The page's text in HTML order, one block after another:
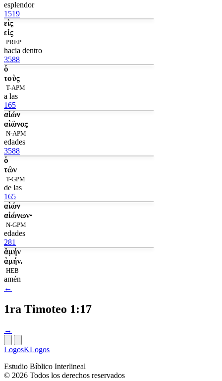
esplendor
1519
εἰς
εἰς
PREP
hacia dentro
3588
ὁ
τοὺς
T-APM
a las
165
αἰών
αἰῶνας
N-APM
edades
3588
ὁ
τῶν
T-GPM
de las
165
αἰών
αἰώνων·
N-GPM
edades
281
ἀμήν
ἀμήν.
HEB
amén
←
1ra Timoteo 1:17
→
LogosKLogos
Estudio Bíblico Interlineal
© 2026 Todos los derechos reservados